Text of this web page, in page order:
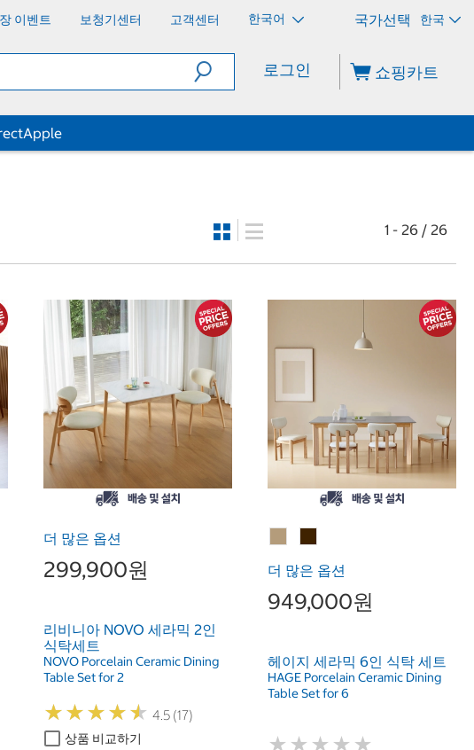
이벤트 보청기센터 고객센터 한국어 한국
로그인 쇼핑카트
Apple
1 - 26 / 26
더 많은 옵션
299,900원
리비니아 NOVO 세라믹 2인
식탁세트
NOVO Porcelain Ceramic Dining
Table Set for 2
★★★★★
★★★★★ 4.5 (17)
상품 비교하기
더 많은 옵션
949,000원
헤이지 세라믹 6인 식탁 세트
HAGE Porcelain Ceramic Dining
Table Set for 6
★ ★ ★ ★ ★
★ ★ ★ ★ ★